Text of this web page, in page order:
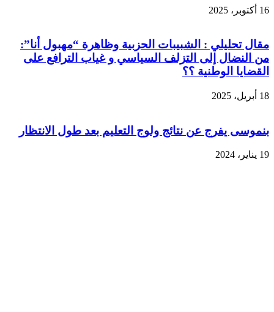
16 أكتوبر، 2025
مقال تحليلي : الشبيبات الحزبية وظاهرة “مهبول أنا”:
من النضال إلى التزلف السياسي و غياب الترافع على
القضايا الوطنية ؟؟
18 أبريل، 2025
بنموسى يفرج عن نتائج ولوج التعليم بعد طول الانتظار
19 يناير، 2024